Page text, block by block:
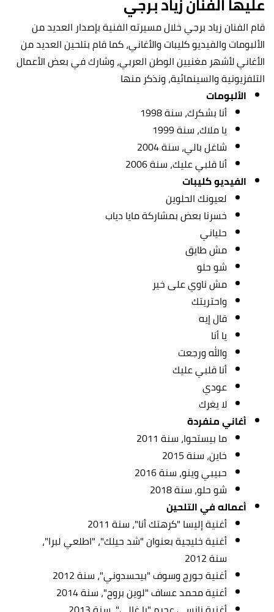
قام الفنان زياد برجي خلال مسيرته الفنية بإصدار العديد من
الألبومات والفيديو كليبات والأغاني، كما قام بتلحين العديد من
الأغاني لأشهر مغنيين الوطن العربي، وشارك في بعض الأعمال
التلفزيونية والسينمائية، ونذكر منها
الألبومات
أنا بشكرك، سنة 1998
يا ملاك، سنة 1999
شاغل بالي، سنة 2004
أنا قلبي عليك، سنة 2006
الفيديو كليبات
لعيونك الحلوين
خسرنا بعض بمشاركة مايا دياب
حلياني
مش طايق
شو حلو
مش ناوي على خير
واحتريتك
قال إيه
يا أنا
والله ورجعت
أنا قلبي عليك
عودي
لا يغرك
أغاني منفردة
ما بيستحوا، سنة 2011
خاين، سنة 2015
حبيبي وينو، سنة 2016
شو حلو، سنة 2018
أعماله في التلحين
أغنية إليسا "كرهتك أنا"، سنة 2011
أغنية خليجية بعنوان "شد حيلك"، "اطلعي لبرا"،
سنة 2012
أغنية جورج وسوف "بيحسدوني"، سنة 2012
أغنية محمد عساف "لوين بروح"، سنة 2014